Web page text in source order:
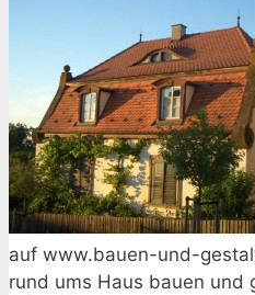
auf www.bauen-und-
rund ums Haus bauen und